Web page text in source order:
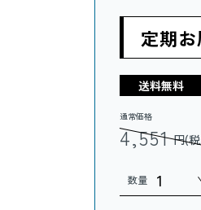
定期
送料無料
通常価格
4,551 円(
数量